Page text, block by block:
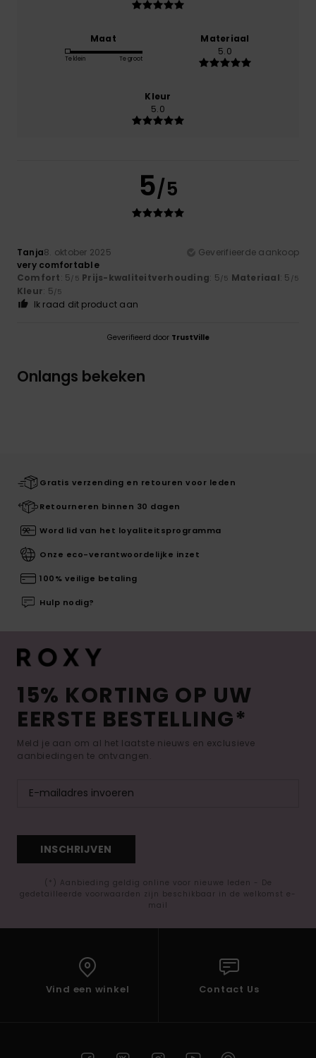
Maat
Te klein Te groot
Materiaal
5.0
Kleur
5.0
5/5
Tanja8. oktober 2025
Geverifieerde aankoop
very comfortable
Comfort: 5/5 Prijs-kwaliteitverhouding: 5/5 Materiaal: 5 /5
Kleur: 5/5
Ik raad dit product aan
Geverifieerd door TrustVille
Onlangs bekeken
Gratis verzending en retouren voor leden
Retourneren binnen 30 dagen
Word lid van het loyaliteitsprogramma
Onze eco-verantwoordelijke inzet
100% veilige betaling
Hulp nodig?
15% KORTING OP UW
EERSTE BESTELLING*
Meld je aan om al het laatste nieuws en exclusieve
aanbiedingen te ontvangen.
INSCHRIJVEN
(*) Aanbieding geldig online voor nieuwe leden - De
gedetailleerde voorwaarden zijn beschikbaar in de welkomst e-
mail
Vind een winkel Contact Us